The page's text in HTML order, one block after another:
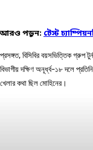
আরও পড়ুন: টেস্ট
প্রসঙ্গত, বিসিবির বয়সভিত্তিক গ্রুপ
বিভাগীয় দক্ষিণ অনূর্ধ্ব-১৮ দলে
খেলার কথা ছিল মোহিনের।